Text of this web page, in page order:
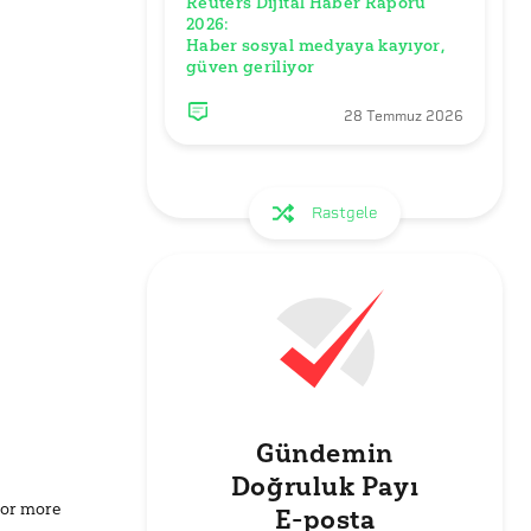
more
2026:
Haber sosyal medyaya kayıyor,
28 Temmuz 2026
Rastgele
Gündemin
Doğruluk Payı
E-posta